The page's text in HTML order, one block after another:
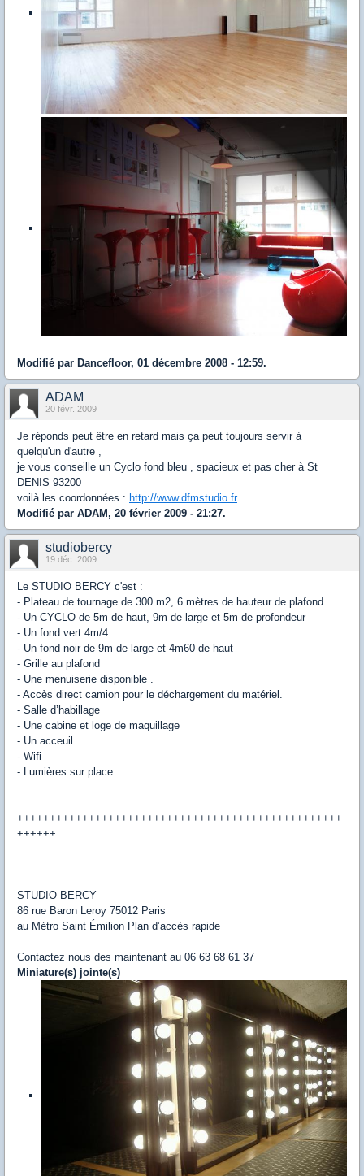
Modifié par Dancefloor, 01 décembre 2008 - 12:59.
ADAM
20 févr. 2009
Je réponds peut être en retard mais ça peut toujours servir à
quelqu'un d'autre ,
je vous conseille un Cyclo fond bleu , spacieux et pas cher à St
DENIS 93200
voilà les coordonnées : http://www.dfmstudio.fr
Modifié par ADAM, 20 février 2009 - 21:27.
studiobercy
19 déc. 2009
Le STUDIO BERCY c'est :
- Plateau de tournage de 300 m2, 6 mètres de hauteur de plafond
- Un CYCLO de 5m de haut, 9m de large et 5m de profondeur
- Un fond vert 4m/4
- Un fond noir de 9m de large et 4m60 de haut
- Grille au plafond
- Une menuiserie disponible .
- Accès direct camion pour le déchargement du matériel.
- Salle d’habillage
- Une cabine et loge de maquillage
- Un acceuil
- Wifi
- Lumières sur place
++++++++++++++++++++++++++++++++++++++++++++++++++
++++++
STUDIO BERCY
86 rue Baron Leroy 75012 Paris
au Métro Saint Émilion Plan d’accès rapide
Contactez nous des maintenant au 06 63 68 61 37
Miniature(s) jointe(s)